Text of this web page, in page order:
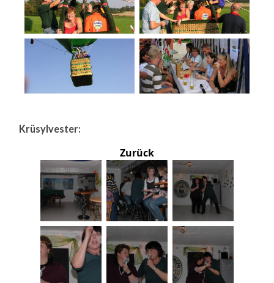
Krüsylvester:
Zurück